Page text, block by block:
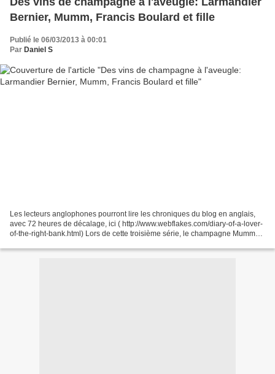
Bernier, Mumm, Francis Boulard et fille
Publié le 06/03/2013 à 00:01
Par Daniel S
Les lecteurs anglophones pourront lire les chroniques du blog en anglais,
avec 72 heures de décalage, ici ( http://www.webflakes.com/diary-of-a-lover-
of-the-right-bank.html) Lors de cette troisième série, le champagne Mumm